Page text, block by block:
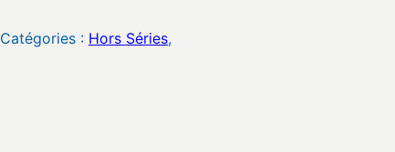
Catégories : Hors Séries,